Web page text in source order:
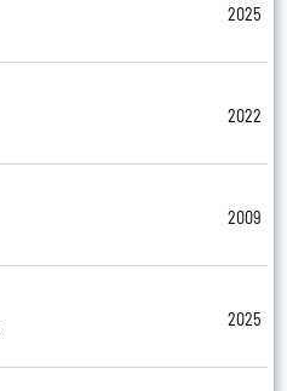
2025
2022
2009
2025